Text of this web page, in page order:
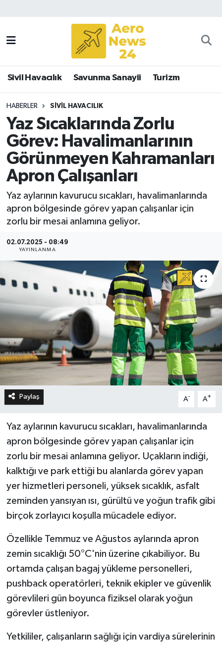
Sivil Havacılık Savunma Sanayii Turizm
HABERLER SIVIL HAVACILIK
Yaz Sıcaklarında Zorlu
Görev: Havalimanlarının
Görünmeyen Kahramanları
Apron Çalışanları
Yaz aylarının kavurucu sıcakları, havalimanlarında
apron bölgesinde görev yapan çalışanlar için
zorlu bir mesai anlamına geliyor.
02.07.2025 - 08:49
YAYINLANMA
Paylaş A- A+
Yaz aylarının kavurucu sıcakları, havalimanlarında
apron bölgesinde görev yapan çalışanlar için
zorlu bir mesai anlamına geliyor. Uçakların indiği,
kalktığı ve park ettiği bu alanlarda görev yapan
yer hizmetleri personeli, yüksek sıcaklık, asfalt
zeminden yansıyan ısı, gürültü ve yoğun trafik gibi
birçok zorlayıcı koşulla mücadele ediyor.
Özellikle Temmuz ve Ağustos aylarında apron
zemin sıcaklığı 50°C'nin üzerine çıkabiliyor. Bu
ortamda çalışan bagaj yükleme personelleri,
pushback operatörleri, teknik ekipler ve güvenlik
görevlileri gün boyunca fiziksel olarak yoğun
görevler üstleniyor.
Yetkililer, çalışanların sağlığı için vardiya sürelerinin